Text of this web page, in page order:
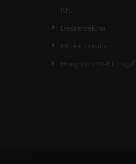
Kft.
Beszerzek.hu
Maped Creativ
Hungarian Web